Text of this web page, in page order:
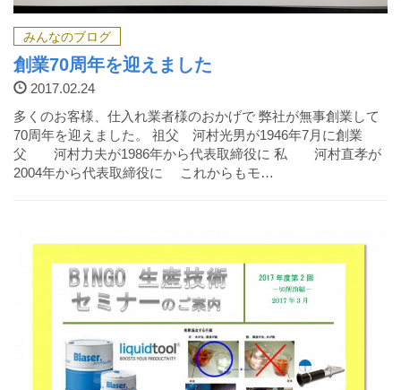
みんなのブログ
創業70周年を迎えました
2017.02.24
多くのお客様、仕入れ業者様のおかげで 弊社が無事創業して
70周年を迎えました。 祖父 河村光男が1946年7月に創業
父 河村力夫が1986年から代表取締役に 私 河村直孝が
2004年から代表取締役に これからもモ…